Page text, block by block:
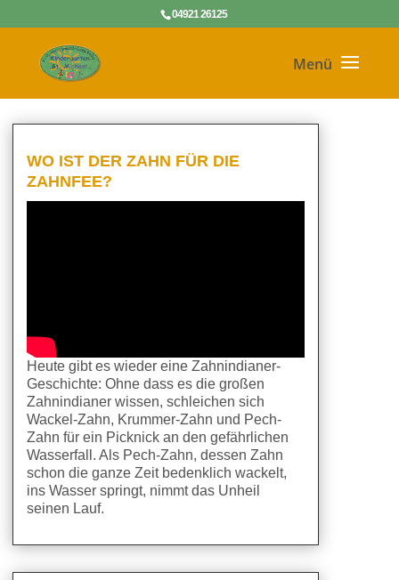
04921 26125
WO IST DER ZAHN FÜR DIE
ZAHNFEE?
Heute gibt es wieder eine Zahnindianer-
Geschichte: Ohne dass es die großen
Zahnindianer wissen, schleichen sich
Wackel-Zahn, Krummer-Zahn und Pech-
Zahn für ein Picknick an den gefährlichen
Wasserfall. Als Pech-Zahn, dessen Zahn
schon die ganze Zeit bedenklich wackelt,
ins Wasser springt, nimmt das Unheil
seinen Lauf.